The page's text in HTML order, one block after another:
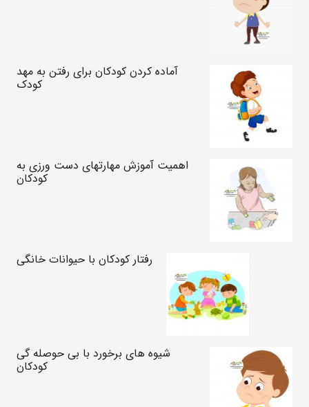
آماده کردن کودکان برای رفتن به مهد
کودک
اهمیت آموزش مهارتهای دست ورزی به
کودکان
رفتار کودکان با حیوانات خانگی
شیوه های برخورد با بی حوصله گی
کودکان